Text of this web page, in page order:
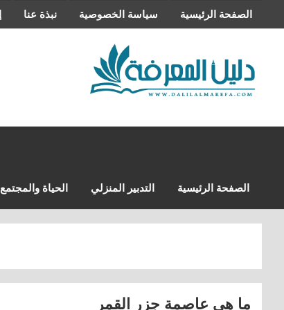
إلى
الصفحة الرئيسية سياسة الخصوصية نبذة عنا
الصفحة الرئيسية التدبير المنزلي الحياة والمجتمع
ما هي عاصمة جزر القمر